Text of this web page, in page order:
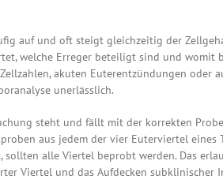
auf und oft steigt gleichzeitig der
welche Erreger beteiligt sind und womit
akuten Euterentzündungen oder
unerlässlich.
steht und fällt mit der korrekten
aus jedem der vier Euterviertel eines
alle Viertel beprobt werden. Das
Viertel und das Aufdecken subklinischer